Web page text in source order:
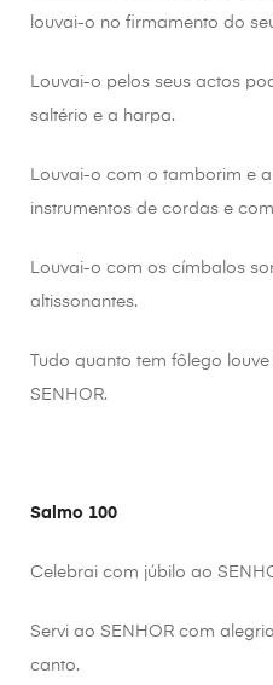
louvai-o no firmamento do
Louvai-o pelos seus actos
saltério e a harpa.
Louvai-o com o tamborim e
instrumentos de cordas e
Louvai-o com os címbalos
altissonantes.
Tudo quanto tem fôlego
SENHOR.
Salmo 100
Celebrai com júbilo ao
Servi ao SENHOR com
canto.